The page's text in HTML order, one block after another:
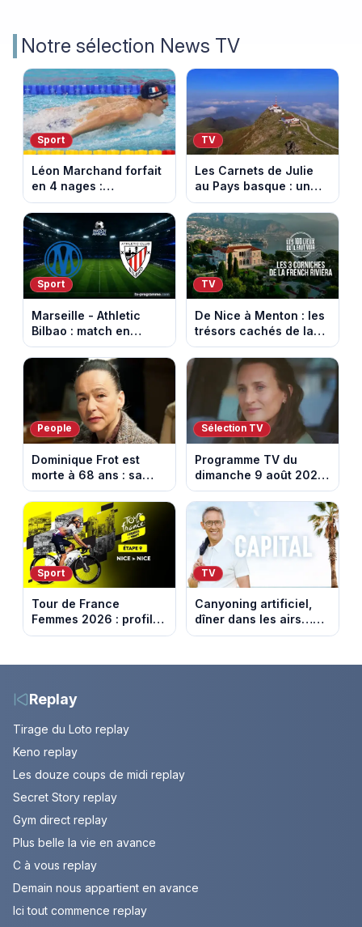
Notre sélection News TV
Sport
Léon Marchand forfait
en 4 nages :
découvrez son
programme de nage
aux Championnats
d'Europe
TV
Les Carnets de Julie
au Pays basque : un
banquet au sommet de
la Rhune
Sport
Marseille - Athletic
Bilbao : match en
direct sur Ligue 1+ à
17h30 (amical du 9
août 2026)
TV
De Nice à Menton : les
trésors cachés de la
French Riviera dévoilés
dans les 100 lieux qu'il
faut voir
People
Dominique Frot est
morte à 68 ans : sa
sœur Catherine Frot
annonce la triste
nouvelle
Sélection TV
Programme TV du
dimanche 9 août 2026
: notre sélection pour
votre soirée télé
Sport
Tour de France
Femmes 2026 : profil
et horaires de la
TV
Canyoning artificiel,
dîner dans les airs…
les loisirs les plus fous
Capital
Replay
Tirage du Loto replay
Keno replay
Les douze coups de midi replay
Secret Story replay
Gym direct replay
Plus belle la vie en avance
C à vous replay
Demain nous appartient en avance
Ici tout commence replay